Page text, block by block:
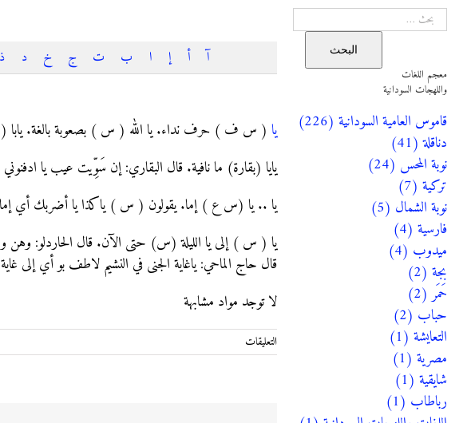
آ أ إ ا ب ت ج خ د ذ
يا( س ف ) حرف نداء. يا الله ( س ) بصعوبة بالغة. يابا (
يايا (بقارة) ما نافية. قال البقاري: إن سَوِّيت عيب يا
يا .. يا (س ع ) إما. يقولون ( س ) ياكذا يا أضربك أي
يا ( س ) إلى يا الليلة (س) حتى الآن. قال الحاردلو: وهن
قال حاج الماحي: ياغاية الجنى في النشيم لاطف بو أي إلى
لا توجد مواد مشابهة
التعليقاتعلى
يا
البحث
البحث
معجم اللغات
واللهجات السودانية
قاموس العامية السودانية (226)
دناقلة (41)
نوبة المحس (24)
تركية (7)
نوبة الشمال (5)
فارسية (4)
ميدوب (4)
بجة (2)
حَمَر (2)
حباب (2)
التعايشة (1)
مصرية (1)
شايقية (1)
رباطاب (1)